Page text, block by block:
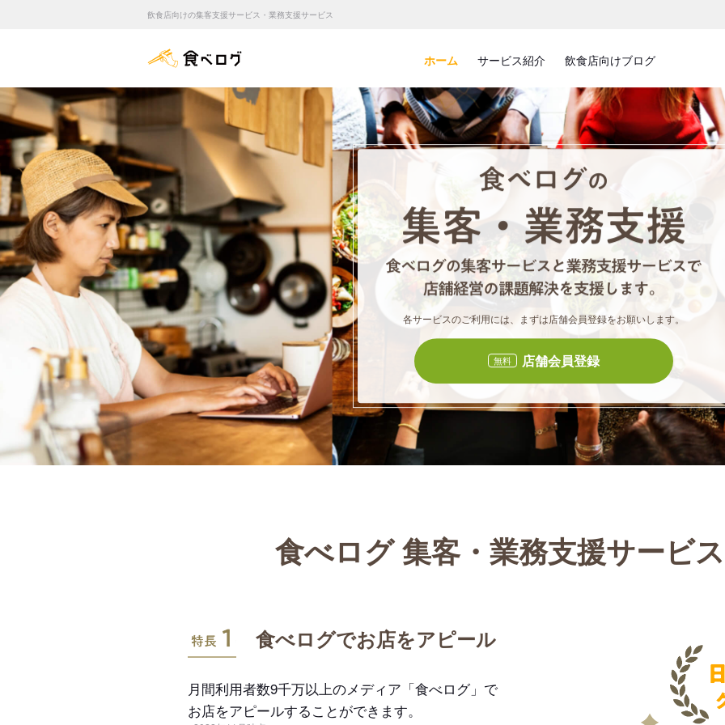
飲食店向けの集客支援サービス・業務支援サービス
ホーム サービス紹介 飲食店向けブログ
食べロ
各サービスのご利用には、まずは店舗会員登録をお願いします。
無料 店舗会員登録
食べログ 集客・業務支援サービ
特長1
食べログでお店をアピール
月間利用者数9千万以上のメディア「食べログ」で
お店をアピールすることができます。